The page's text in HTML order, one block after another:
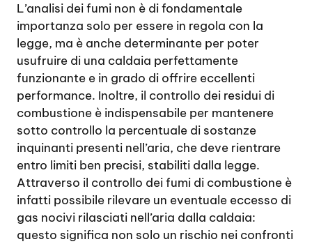
L’analisi dei fumi non è di fondamentale
importanza solo per essere in regola con la
legge, ma è anche determinante per poter
usufruire di una caldaia perfettamente
funzionante e in grado di offrire eccellenti
performance. Inoltre, il controllo dei residui di
combustione è indispensabile per mantenere
sotto controllo la percentuale di sostanze
inquinanti presenti nell’aria, che deve rientrare
entro limiti ben precisi, stabiliti dalla legge.
Attraverso il controllo dei fumi di combustione è
infatti possibile rilevare un eventuale eccesso di
gas nocivi rilasciati nell’aria dalla caldaia:
questo significa non solo un rischio nei confronti